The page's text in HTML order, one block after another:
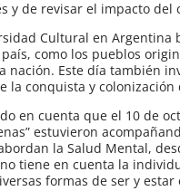
y de revisar el impacto del
Cultural en
como los pueblos
nación. Este día también
la conquista y colonización
en cuenta que el 10 de
estuvieron
la Salud Mental,
tiene en cuenta la
formas de ser y